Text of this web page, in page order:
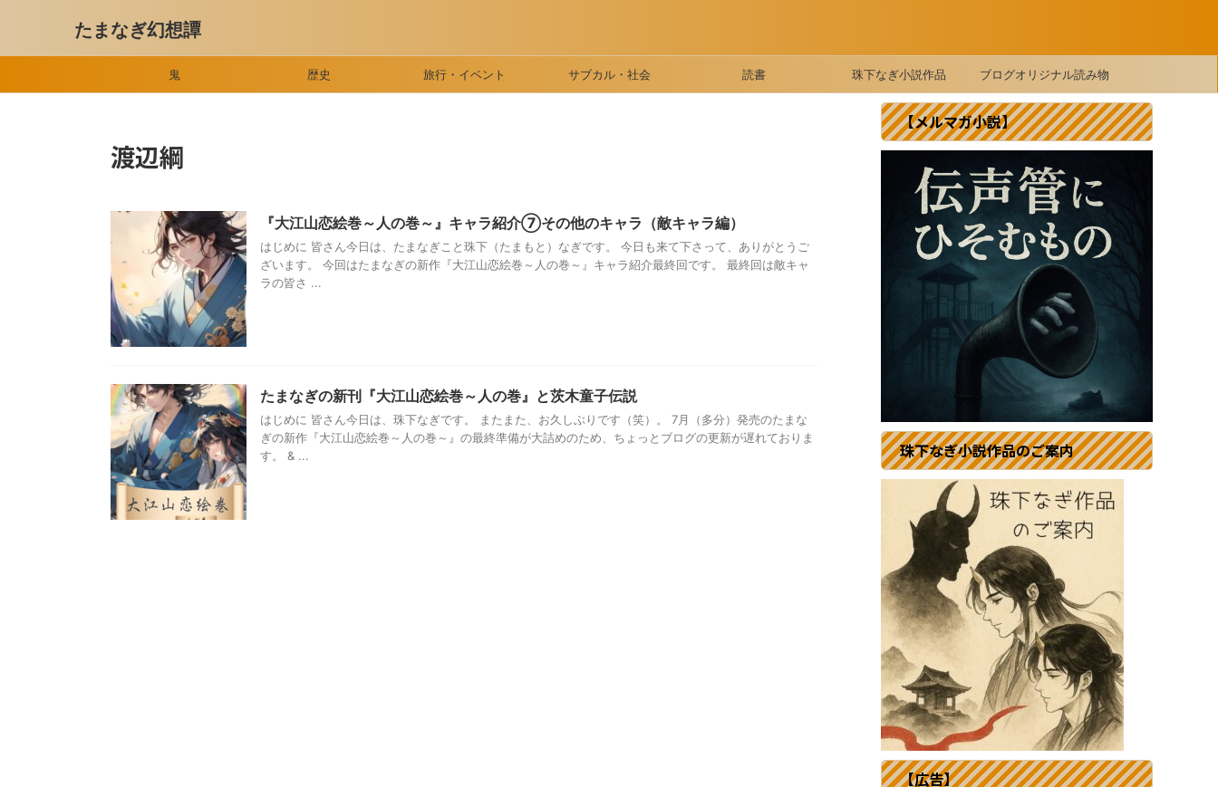
たまなぎ幻想譚
鬼 歴史 旅行・イベント サブカル・社会 読書 珠下なぎ小説作品 ブログオリジナル読み物
渡辺綱
『大江山恋絵巻～人の巻～』キャラ紹介⑦その他のキャラ（敵キャラ編）
はじめに 皆さん今日は、たまなぎこと珠下（たまもと）なぎです。 今日も来て下さって、ありがとうご
ざいます。 今回はたまなぎの新作『大江山恋絵巻～人の巻～』キャラ紹介最終回です。 最終回は敵キャ
ラの皆さ ...
たまなぎの新刊『大江山恋絵巻～人の巻』と茨木童子伝説
はじめに 皆さん今日は、珠下なぎです。 またまた、お久しぶりです（笑）。 7月（多分）発売のたまな
ぎの新作『大江山恋絵巻～人の巻～』の最終準備が大詰めのため、ちょっとブログの更新が遅れておりま
す。 & ...
【メルマガ小説】
珠下なぎ小説作品のご案内
【広告】